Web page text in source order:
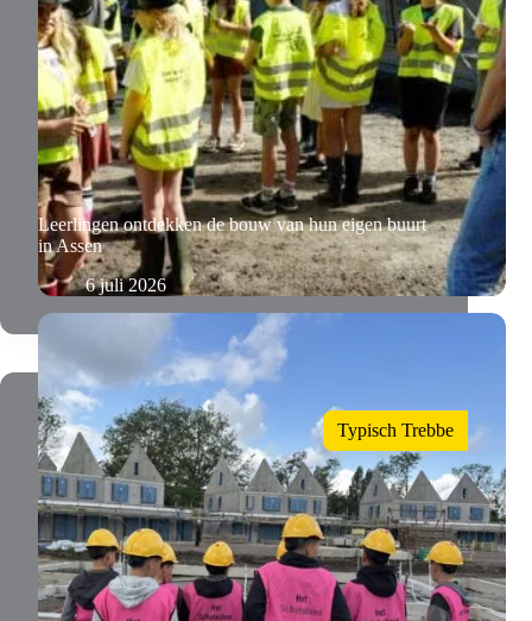
Leerlingen ontdekken de bouw van hun eigen buurt
in Assen
6 juli 2026
Typisch Trebbe